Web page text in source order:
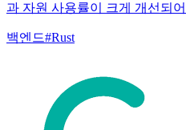
과 자원 사용률이 크게 개선되
백엔드#Rust